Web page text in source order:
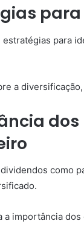
estratégias para
a
dos
como
a importância